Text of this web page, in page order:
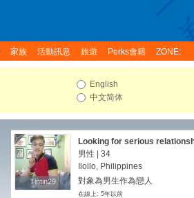
家族 活動訊息 旅遊 Perks會籍 ZONE:
English
中文简体
Tintin29
Tintin29
Looking for serious
of his life with me forever:)
but to show how I love, care
of our life.
男性 | 34
Iloilo, Philippines
對象為男生作為戀人
在線上: 5年以前